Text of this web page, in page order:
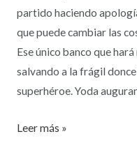
partido haciendo
que puede cambiar las
Ese único banco que
salvando a la frágil
superhéroe. Yoda
Leer más »